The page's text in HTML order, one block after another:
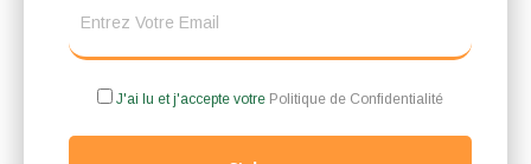
J'ai lu et j'accepte votre Politique de Confidentialité